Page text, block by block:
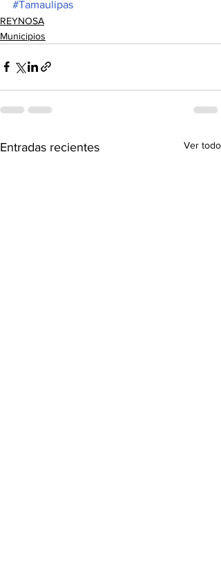
#Tamaulipas
REYNOSA
Municipios
Entradas recientes Ver todo